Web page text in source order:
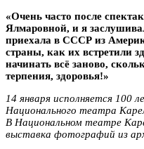
«Очень часто после
Ялмаровной, и я
приехала в СССР из
страны, как их встретили
начинать всё заново,
терпения, здоровья!»
14 января исполняется 100
Национального театра
В Национальном театре
выставка фотографий из